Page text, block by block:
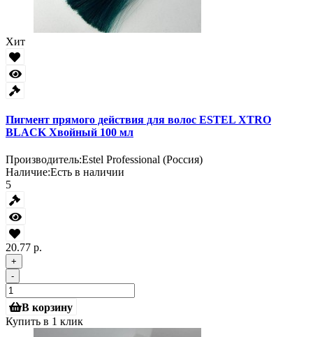
Хит
Пигмент прямого действия для волос ESTEL XTRO
BLACK Хвойный 100 мл
Производитель:Estel Professional (Россия)
Наличие:Есть в наличии
5
20.77 р.
+
-
В корзину
Купить в 1 клик